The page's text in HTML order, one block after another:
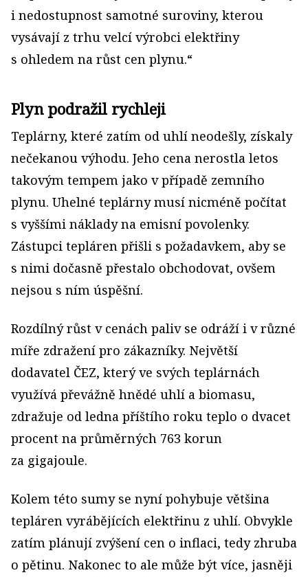
i nedostupnost samotné suroviny, kterou
vysávají z trhu velcí výrobci elektřiny
s ohledem na růst cen plynu.“
Plyn podražil rychleji
Teplárny, které zatím od uhlí neodešly, získaly
nečekanou výhodu. Jeho cena nerostla letos
takovým tempem jako v případě zemního
plynu. Uhelné teplárny musí nicméně počítat
s vyššími náklady na emisní povolenky.
Zástupci tepláren přišli s požadavkem, aby se
s nimi dočasně přestalo obchodovat, ovšem
nejsou s ním úspěšní.
Rozdílný růst v cenách paliv se odráží i v různé
míře zdražení pro zákazníky. Největší
dodavatel ČEZ, který ve svých teplárnách
využívá převážně hnědé uhlí a biomasu,
zdražuje od ledna příštího roku teplo o dvacet
procent na průměrných 763 korun
za gigajoule.
Kolem této sumy se nyní pohybuje většina
tepláren vyrábějících elektřinu z uhlí. Obvykle
zatím plánují zvýšení cen o inflaci, tedy zhruba
o pětinu. Nakonec to ale může být více, jasněji